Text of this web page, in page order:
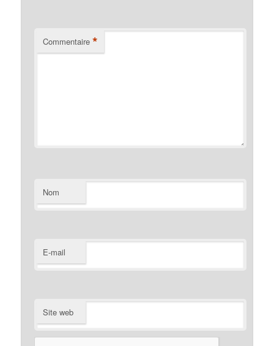
Commentaire *
Nom
E-mail
Site web